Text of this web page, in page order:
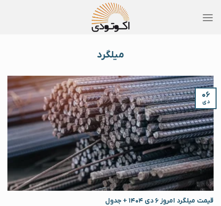
میلگرد
قیمت میلگرد امروز ۶ دی ۱۴۰۴ + جدول
۰۶
دی